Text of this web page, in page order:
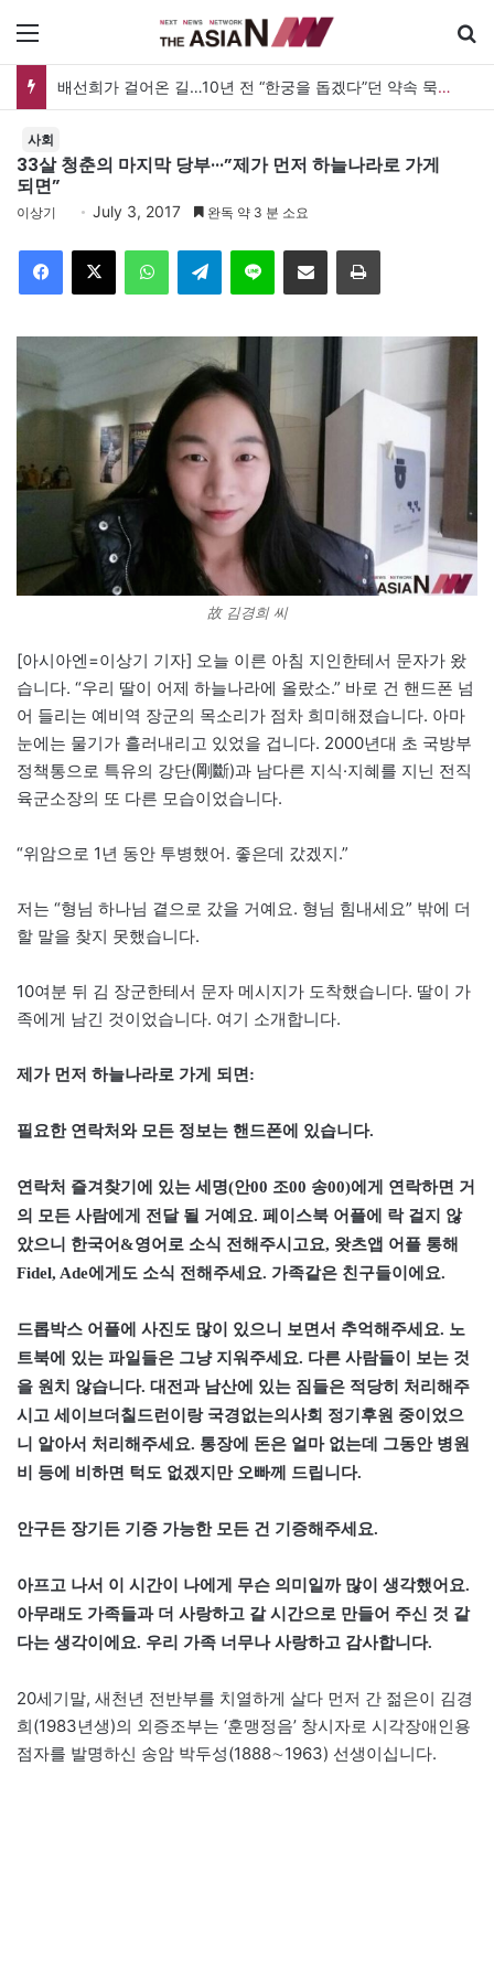
배선희가 걸어온 길…10년 전 “한궁을 돕겠다”던 약속 묵묵히 실천
사회
33살 청춘의 마지막 당부···”제가 먼저 하늘나라로 가게
되면”
이상기 July 3, 2017 완독 약 3 분 소요
Telegram 이메일
故 김경희 씨
[아시아엔=이상기 기자] 오늘 이른 아침 지인한테서 문자가 왔
습니다. “우리 딸이 어제 하늘나라에 올랐소.” 바로 건 핸드폰 넘
어 들리는 예비역 장군의 목소리가 점차 희미해졌습니다. 아마
눈에는 물기가 흘러내리고 있었을 겁니다. 2000년대 초 국방부
정책통으로 특유의 강단(剛斷)과 남다른 지식·지혜를 지닌 전직
육군소장의 또 다른 모습이었습니다.
“위암으로 1년 동안 투병했어. 좋은데 갔겠지.”
저는 “형님 하나님 곁으로 갔을 거예요. 형님 힘내세요” 밖에 더
할 말을 찾지 못했습니다.
10여분 뒤 김 장군한테서 문자 메시지가 도착했습니다. 딸이 가
족에게 남긴 것이었습니다. 여기 소개합니다.
제가 먼저 하늘나라로 가게 되면:
필요한 연락처와 모든 정보는 핸드폰에 있습니다.
연락처 즐겨찾기에 있는 세명(안00 조00 송00)에게 연락하면 거
의 모든 사람에게 전달 될 거예요. 페이스북 어플에 락 걸지 않
았으니 한국어&영어로 소식 전해주시고요, 왓츠앱 어플 통해
Fidel, Ade에게도 소식 전해주세요. 가족같은 친구들이에요.
드롭박스 어플에 사진도 많이 있으니 보면서 추억해주세요. 노
트북에 있는 파일들은 그냥 지워주세요. 다른 사람들이 보는 것
을 원치 않습니다. 대전과 남산에 있는 짐들은 적당히 처리해주
시고 세이브더칠드런이랑 국경없는의사회 정기후원 중이었으
니 알아서 처리해주세요. 통장에 돈은 얼마 없는데 그동안 병원
비 등에 비하면 턱도 없겠지만 오빠께 드립니다.
안구든 장기든 기증 가능한 모든 건 기증해주세요.
아프고 나서 이 시간이 나에게 무슨 의미일까 많이 생각했어요.
아무래도 가족들과 더 사랑하고 갈 시간으로 만들어 주신 것 같
다는 생각이에요. 우리 가족 너무나 사랑하고 감사합니다.
20세기말, 새천년 전반부를 치열하게 살다 먼저 간 젊은이 김경
희(1983년생)의 외증조부는 ‘훈맹정음’ 창시자로 시각장애인용
점자를 발명하신 송암 박두성(1888∼1963) 선생이십니다.